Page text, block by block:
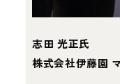
志田 光正氏
株式会社伊藤園